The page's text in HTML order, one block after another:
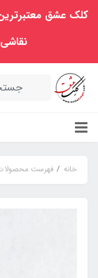
کلک عشق
خانه فهرست